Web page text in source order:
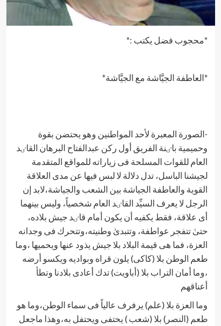
*محجوب فضل يكتب :*
*العاطفة الجيَّاشة مع الجيَّاشة*
-الصورة المعبرة لأحد المواطنين وهو يحتضن بقوة
وحميمية باٸنة الفريق أول ركن عبدالفتاح البرهان القاٸد
العام للقوات المسلحة فی زياراته للمواقع المتقدمة
لجيشنا الباسل، تدل دلالة لا لبس فيها عن مدی العلاقة
القوية والعاطفة الجياشة بين الشعب والجياشة،لابد إن
الرجل لا يعرف السيِّد القاٸد العام شخصياً، وليس بينهما
أی علاقة، فقط يكفيه أن يكون أمام قاٸد جيش بلاده،
حتیٰ تتفجر عواطفة، وتتبدیٰ وطنيته،وتتحرك فی وجدانه
العزة، فما هی قيمة البلاد بلا جيش يذود عنها ويحميها ،وما
طعم الوطن بلا (كاكی) يلون قراه وبواديه ويكسو أرضه
،وما أمان التراب بلا (أباويت) تدك أعادی بلادنا وتطأ
أعناقهم
وما العزة بلا (علم) يرفرف عالياً فی سماء الوطن،وما هو
طعم (النصر) بلا (شعب ) يحتفی ويحتفل به،وهذا ماجعل